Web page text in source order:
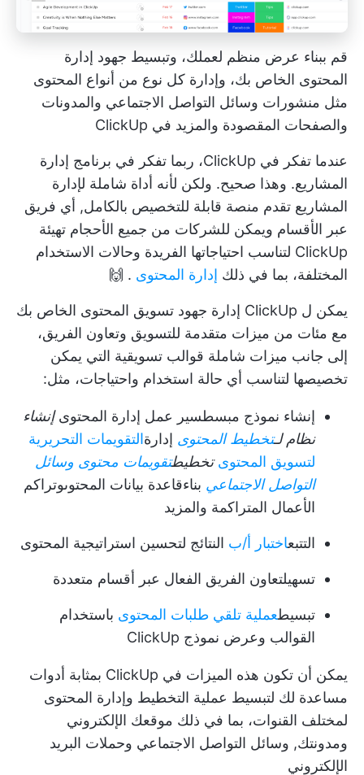
قم ببناء عرض منظم لعملك، وتبسيط جهود إدارة
المحتوى الخاص بك، وإدارة كل نوع من أنواع المحتوى
مثل منشورات وسائل التواصل الاجتماعي والمدونات
والصفحات المقصودة والمزيد في ClickUp
عندما تفكر في ClickUp، ربما تفكر في برنامج إدارة
المشاريع. وهذا صحيح. ولكن لأنه أداة شاملة لإدارة
المشاريع تقدم منصة قابلة للتخصيص بالكامل, أي فريق
عبر الأقسام ويمكن للشركات من جميع الأحجام تهيئة
ClickUp لتناسب احتياجاتها الفريدة وحالات الاستخدام
المختلفة، بما في ذلك إدارة المحتوى . 🙌
يمكن ل ClickUp إدارة جهود تسويق المحتوى الخاص بك
مع مئات من ميزات متقدمة للتسويق وتعاون الفريق،
إلى جانب ميزات شاملة قوالب تسويقية التي يمكن
تخصيصها لتناسب أي حالة استخدام واحتياجات، مثل:
إنشاء نموذج مبسطسير عمل إدارة المحتوىإنشاء
نظام لـتخطيط المحتوى إدارةالتقويمات التحريرية
لتسويق المحتوىتخطيطتقويمات محتوى وسائل
التواصل الاجتماعي بناءقاعدة بيانات المحتوىوتراكم
الأعمال المتراكمة والمزيد
التتبعاختبار أ/ب النتائج لتحسين استراتيجية المحتوى
تسهيلتعاون الفريق الفعال عبر أقسام متعددة
تبسيطعملية تلقي طلبات المحتوى باستخدام
القوالب وعرض نموذج ClickUp
يمكن أن تكون هذه الميزات في ClickUp بمثابة أدوات
مساعدة لك لتبسيط عملية التخطيط وإدارة المحتوى
لمختلف القنوات، بما في ذلك موقعك الإلكتروني
ومدونتك, وسائل التواصل الاجتماعي وحملات البريد
الإلكتروني